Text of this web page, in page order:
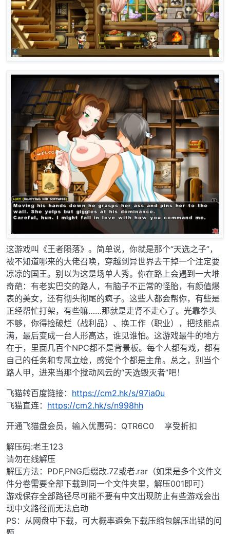
这游戏叫《王者陨落》。简单说，你就是那个“天选之子”，
被不知道哪来的大佬召唤，穿越到异世界去干掉一个注定要
凉凉的国王。别以为这是场单人秀。你在路上会遇到一大堆
奇葩：有老实巴交的路人，有脑子不正常的怪胎，有颜值爆
表的美女，还有彻头彻尾的疯子。这些人都会帮你，有些是
正经帮忙打架，有些嘛……那就是走肾不走心了。光靠拳头
不够，你得捡破烂（战利品）、换工作（职业），把技能点
满，最后变成一台人形高达，谁见谁怕。这游戏最牛的地方
在于，里面几百个NPC都不是背景板。每个人都有戏，都有
自己的任务和专属立绘，感觉个个都是主角。总之，别当个
路人甲，进来当那个搅动风云的“天选毁灭者”吧！
飞猫转百度链接： https://cm2.hk/s/97ia0u
飞猫直连： https://cm2.hk/s/n998hh
开通飞猫盘会员，输入优惠码：QTR6C0 享受折扣
解压码:老王123
请勿在线解压
解压方法：PDF,PNG后缀改.7Z或者.rar（如果是多个文件文
件分卷需要全部下载到同一个文件夹里，解压001即可）
游戏保存全部路径尽可能不要有中文出现防止有些游戏会出
现中文路径而无法启动
PS：从网盘中下载，可大概率避免下载压缩包解压出错的问